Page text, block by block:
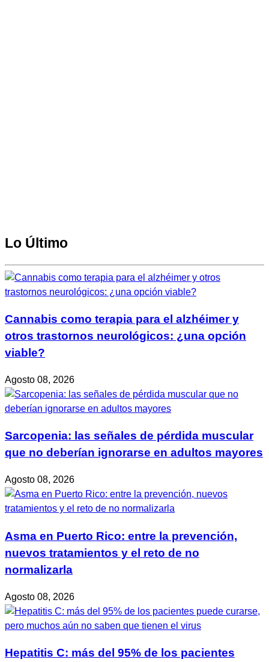
Lo Último
Cannabis como terapia para el alzhéimer y
otros trastornos neurológicos: ¿una opción
viable?
Agosto 08, 2026
Sarcopenia: las señales de pérdida muscular
que no deberían ignorarse en adultos mayores
Agosto 08, 2026
Asma en Puerto Rico: entre la prevención,
nuevos tratamientos y el reto de no
normalizarla
Agosto 08, 2026
Hepatitis C: más del 95% de los pacientes